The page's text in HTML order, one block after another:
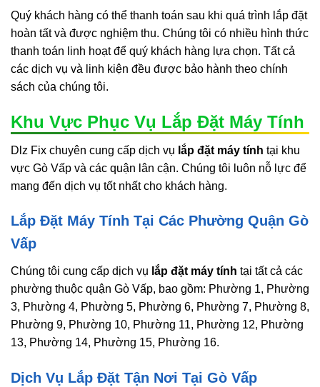
Quý khách hàng có thể thanh toán sau khi quá trình lắp đặt
hoàn tất và được nghiệm thu. Chúng tôi có nhiều hình thức
thanh toán linh hoạt để quý khách hàng lựa chọn. Tất cả
các dịch vụ và linh kiện đều được bảo hành theo chính
sách của chúng tôi.
Khu Vực Phục Vụ Lắp Đặt Máy Tính
Dlz Fix chuyên cung cấp dịch vụ lắp đặt máy tính tại khu
vực Gò Vấp và các quận lân cận. Chúng tôi luôn nỗ lực để
mang đến dịch vụ tốt nhất cho khách hàng.
Lắp Đặt Máy Tính Tại Các Phường Quận Gò
Vấp
Chúng tôi cung cấp dịch vụ lắp đặt máy tính tại tất cả các
phường thuộc quận Gò Vấp, bao gồm: Phường 1, Phường
3, Phường 4, Phường 5, Phường 6, Phường 7, Phường 8,
Phường 9, Phường 10, Phường 11, Phường 12, Phường
13, Phường 14, Phường 15, Phường 16.
Dịch Vụ Lắp Đặt Tận Nơi Tại Gò Vấp